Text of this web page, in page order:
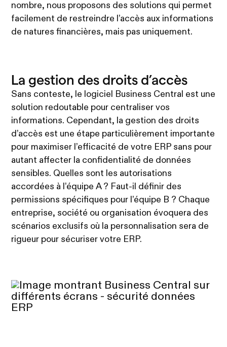
nombre, nous proposons des solutions qui permet
facilement de restreindre l’accès aux informations
de natures financières, mais pas uniquement.
La gestion des droits d’accès
Sans conteste, le logiciel Business Central est une
solution redoutable pour centraliser vos
informations. Cependant, la gestion des droits
d’accès est une étape particulièrement importante
pour maximiser l’efficacité de votre ERP sans pour
autant affecter la confidentialité de données
sensibles. Quelles sont les autorisations
accordées à l’équipe A ? Faut-il définir des
permissions spécifiques pour l’équipe B ? Chaque
entreprise, société ou organisation évoquera des
scénarios exclusifs où la personnalisation sera de
rigueur pour sécuriser votre ERP.